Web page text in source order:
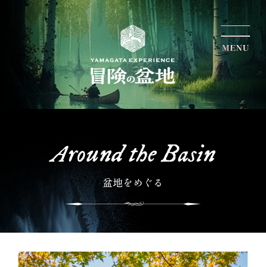
Around the Basin
盆地をめぐる